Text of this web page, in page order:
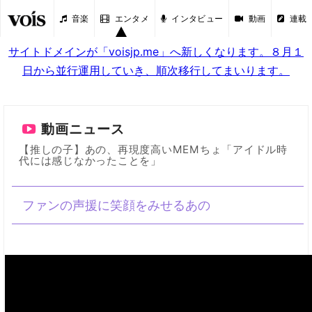
音楽 エンタメ インタビュー 動画 連載
サイトドメインが「voisjp.me」へ新しくなります。８月１
日から並行運用していき、順次移行してまいります。
動画ニュース
【推しの子】あの、再現度高いMEMちょ「アイドル時
代には感じなかったことを」
ファンの声援に笑顔をみせるあの